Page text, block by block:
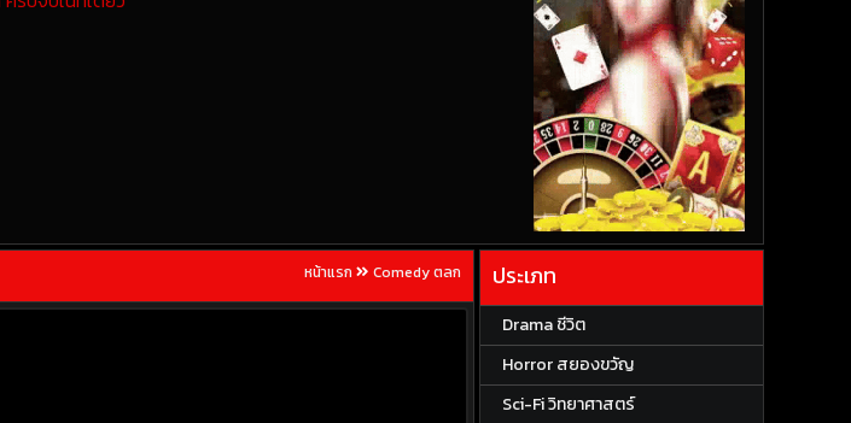
หน้าแรก Comedy ตลก ประเภท
Drama ชีวิต
Horror สยองขวัญ
Sci-Fi วิทยาศาสตร์